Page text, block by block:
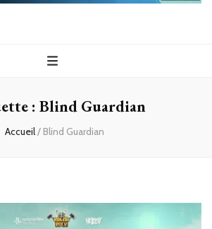
le
blog
: Blind Guardian
Accueil/ Blind Guardian